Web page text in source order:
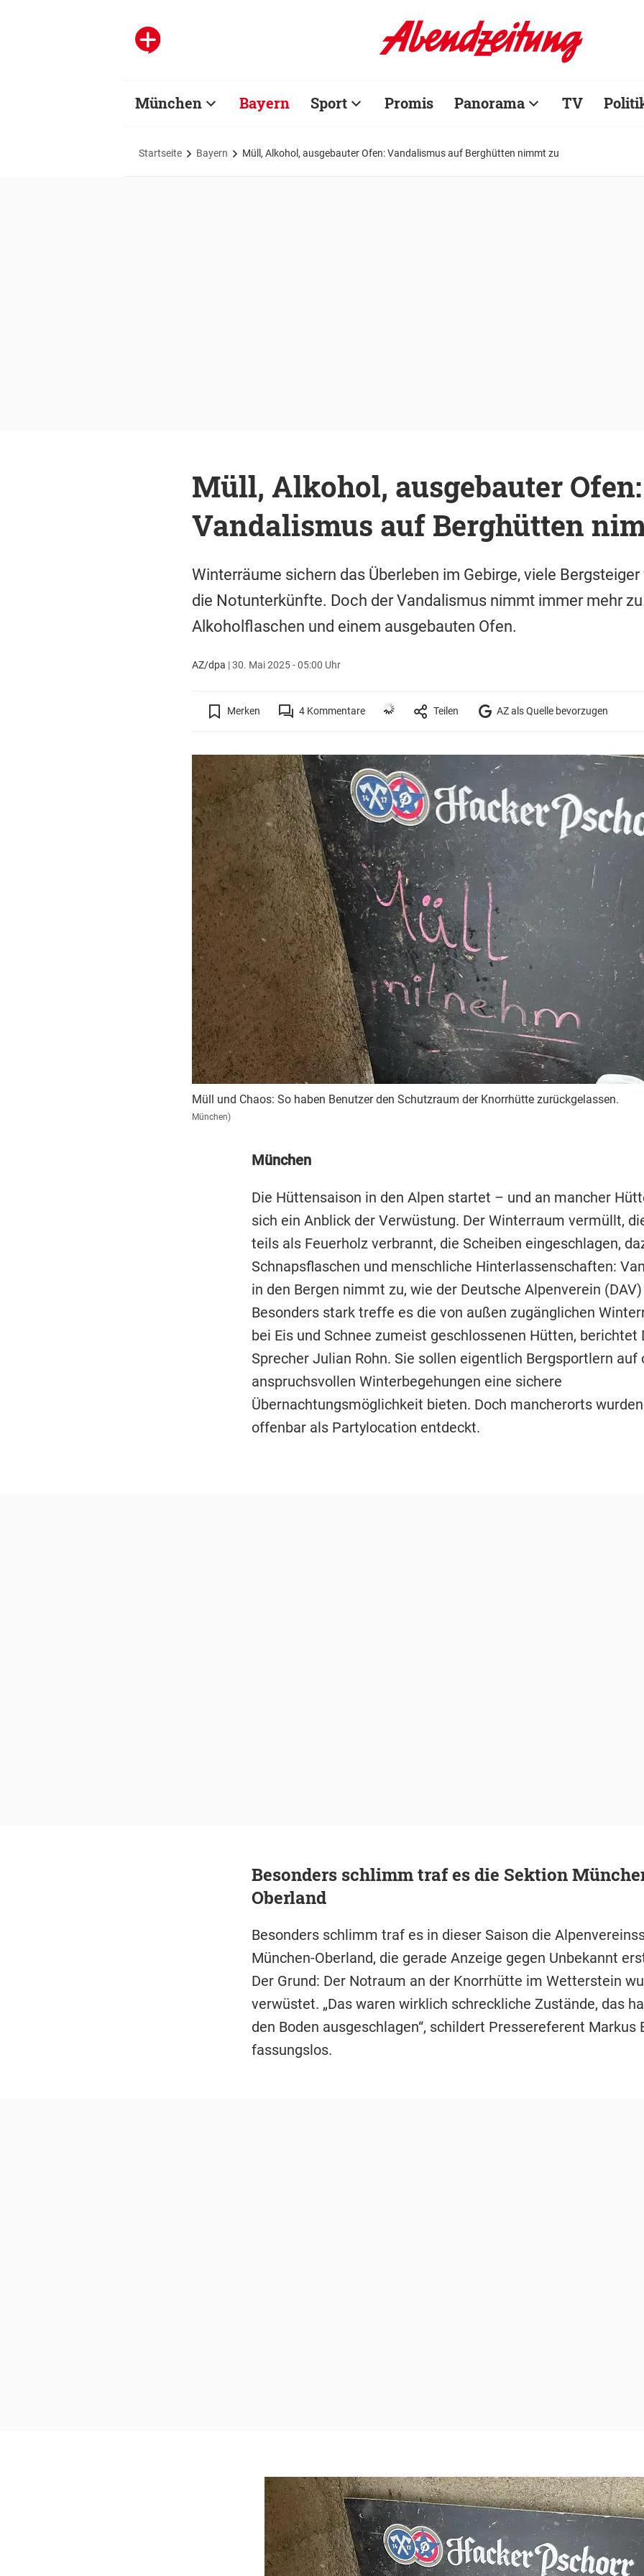
München Bayern Sport Promis Panorama TV
Startseite Bayern Müll, Alkohol, ausgebauter Ofen: Vandalismus auf Berghütten nimmt zu
Müll, Alkohol, ausgebauter Ofen:
Vandalismus auf Berghütten
Winterräume sichern das Überleben im Gebirge, viele
die Notunterkünfte. Doch der Vandalismus nimmt immer mehr
Alkoholflaschen und einem ausgebauten Ofen.
AZ/dpa |30. Mai 2025 - 05:00 Uhr
Merken 4Kommentare Teilen AZ als Quelle bevorzugen
Müll und Chaos: So haben Benutzer den Schutzraum der Knorrhütte zurückgelassen.
München)
München
Die Hüttensaison in den Alpen startet – und an mancher
sich ein Anblick der Verwüstung. Der Winterraum vermüllt,
teils als Feuerholz verbrannt, die Scheiben eingeschlagen,
Schnapsflaschen und menschliche Hinterlassenschaften:
in den Bergen nimmt zu, wie der Deutsche Alpenverein
Besonders stark treffe es die von außen zugänglichen
bei Eis und Schnee zumeist geschlossenen Hütten, berichtet
Sprecher Julian Rohn. Sie sollen eigentlich Bergsportlern auf
anspruchsvollen Winterbegehungen eine sichere
Übernachtungsmöglichkeit bieten. Doch mancherorts
offenbar als Partylocation entdeckt.
Besonders schlimm traf es die Sektion
Oberland
Besonders schlimm traf es in dieser Saison die
München-Oberland, die gerade Anzeige gegen Unbekannt
Der Grund: Der Notraum an der Knorrhütte im Wetterstein
verwüstet. „Das waren wirklich schreckliche Zustände, das
den Boden ausgeschlagen“, schildert Pressereferent Markus
fassungslos.